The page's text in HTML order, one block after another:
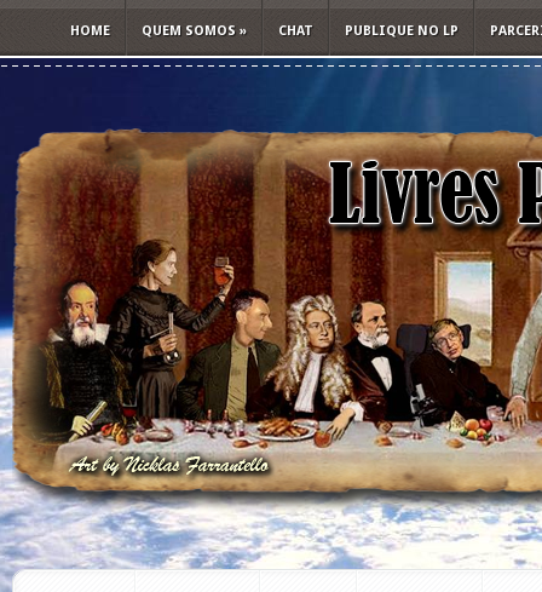
HOME QUEM SOMOS » CHAT PUBLIQUE NO LP